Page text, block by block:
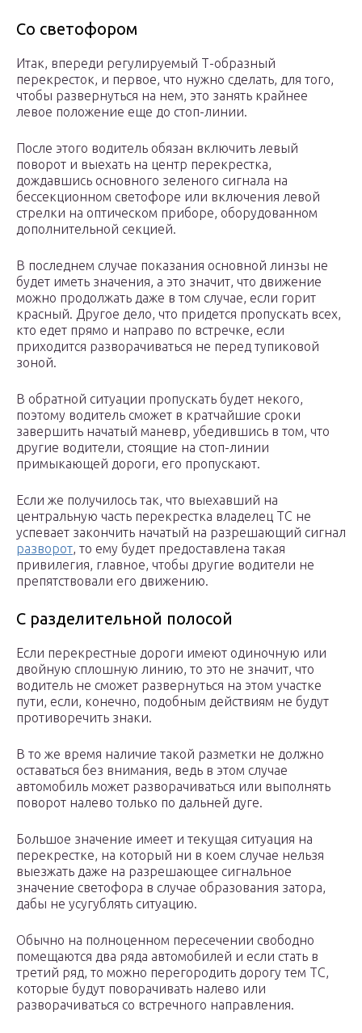
Со светофором
Итак, впереди регулируемый Т-образный
перекресток, и первое, что нужно сделать, для того,
чтобы развернуться на нем, это занять крайнее
левое положение еще до стоп-линии.
После этого водитель обязан включить левый
поворот и выехать на центр перекрестка,
дождавшись основного зеленого сигнала на
бессекционном светофоре или включения левой
стрелки на оптическом приборе, оборудованном
дополнительной секцией.
В последнем случае показания основной линзы не
будет иметь значения, а это значит, что движение
можно продолжать даже в том случае, если горит
красный. Другое дело, что придется пропускать всех,
кто едет прямо и направо по встречке, если
приходится разворачиваться не перед тупиковой
зоной.
В обратной ситуации пропускать будет некого,
поэтому водитель сможет в кратчайшие сроки
завершить начатый маневр, убедившись в том, что
другие водители, стоящие на стоп-линии
примыкающей дороги, его пропускают.
Если же получилось так, что выехавший на
центральную часть перекрестка владелец ТС не
успевает закончить начатый на разрешающий сигнал
разворот, то ему будет предоставлена такая
привилегия, главное, чтобы другие водители не
препятствовали его движению.
С разделительной полосой
Если перекрестные дороги имеют одиночную или
двойную сплошную линию, то это не значит, что
водитель не сможет развернуться на этом участке
пути, если, конечно, подобным действиям не будут
противоречить знаки.
В то же время наличие такой разметки не должно
оставаться без внимания, ведь в этом случае
автомобиль может разворачиваться или выполнять
поворот налево только по дальней дуге.
Большое значение имеет и текущая ситуация на
перекрестке, на который ни в коем случае нельзя
выезжать даже на разрешающее сигнальное
значение светофора в случае образования затора,
дабы не усугублять ситуацию.
Обычно на полноценном пересечении свободно
помещаются два ряда автомобилей и если стать в
третий ряд, то можно перегородить дорогу тем ТС,
которые будут поворачивать налево или
разворачиваться со встречного направления.